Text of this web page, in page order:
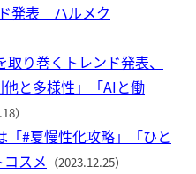
発表 ハルメク
り巻くトレンド発表、
他と多様性」「AIと働
）
#夏慢性化攻略」「ひと
スメ （2023.12.25）